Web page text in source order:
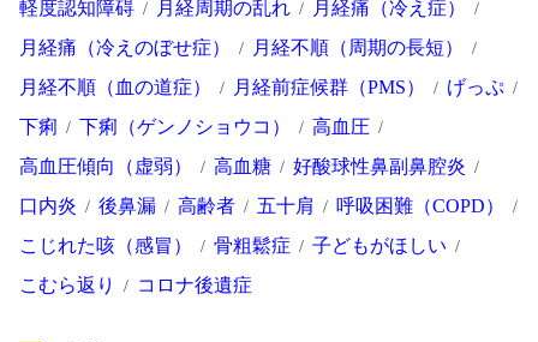
軽度認知障碍
月経周期の乱れ
月経痛（冷え症）
月経痛（冷えのぼせ症）
月経不順（周期の長短）
月経不順（血の道症）
月経前症候群（PMS）
げっぷ
下痢
下痢（ゲンノショウコ）
高血圧
高血圧傾向（虚弱）
高血糖
好酸球性鼻副鼻腔炎
口内炎
後鼻漏 高齢者 五十肩
呼吸困難（COPD）
こじれた咳（感冒）
骨粗鬆症
子どもがほしい
こむら返り
コロナ後遺症